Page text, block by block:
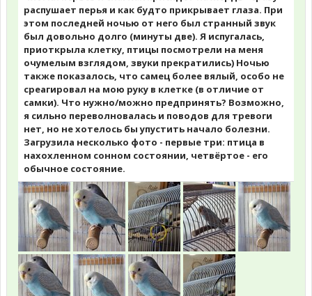
распушает перья и как будто прикрывает глаза. При
этом последней ночью от него был странный звук
был довольно долго (минуты две). Я испугалась,
приоткрыла клетку, птицы посмотрели на меня
очумелым взглядом, звуки прекратились) Ночью
также показалось, что самец более вялый, особо не
среагировал на мою руку в клетке (в отличие от
самки). Что нужно/можно предпринять? Возможно,
я сильно переволновалась и поводов для тревоги
нет, но не хотелось бы упустить начало болезни.
Загрузила несколько фото - первые три: птица в
нахохленном сонном состоянии, четвёртое - его
обычное состояние.